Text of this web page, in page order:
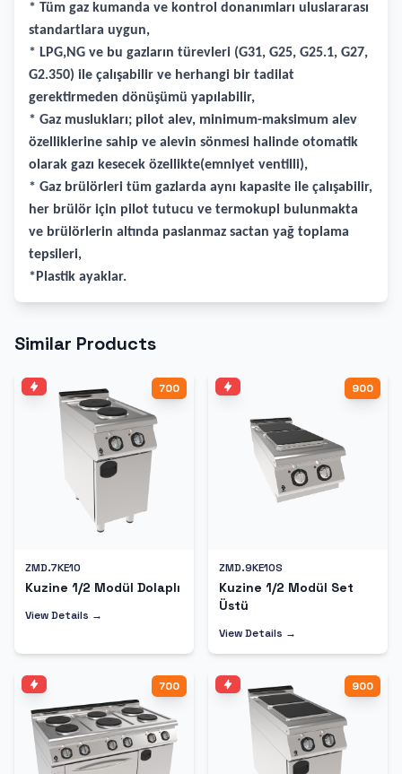
* Tüm gaz kumanda ve kontrol donanımları uluslararası
standartlara uygun,
* LPG,NG ve bu gazların türevleri (G31, G25, G25.1, G27,
G2.350) ile çalışabilir ve herhangi bir tadilat
gerektirmeden dönüşümü yapılabilir,
* Gaz muslukları; pilot alev, minimum-maksimum alev
özelliklerine sahip ve alevin sönmesi halinde otomatik
olarak gazı kesecek özellikte(emniyet ventilli),
* Gaz brülörleri tüm gazlarda aynı kapasite ile çalışabilir,
her brülör için pilot tutucu ve termokupl bulunmakta
ve brülörlerin altında paslanmaz sactan yağ toplama
tepsileri,
*Plastik ayaklar.
Similar Products
700
ZMD.7KE10
Kuzine 1/2 Modül Dolaplı
View Details →
900
ZMD.9KE10S
Kuzine 1/2 Modül Set
Üstü
View Details →
700 900